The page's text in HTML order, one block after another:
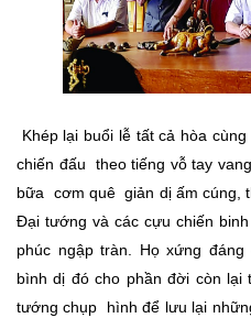
Khép lại buổi lễ tất cả hòa
chiến đấu theo tiếng vỗ tay
bữa cơm quê giản dị ấm cúng,
Đại tướng và các cựu chiến
phúc ngập tràn. Họ xứng
bình dị đó cho phần đời còn
tướng chụp hình để lưu lại